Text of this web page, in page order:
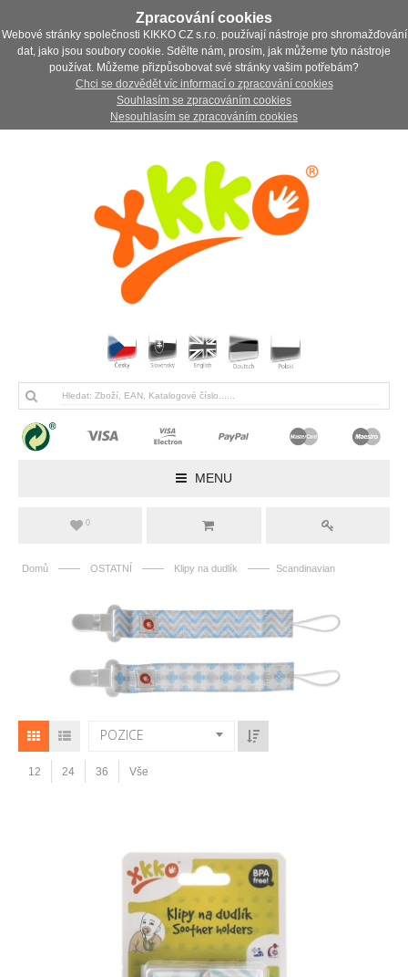
Zpracování cookies
Webové stránky společnosti KIKKO CZ s.r.o. používají nástroje pro shromažďování
dat, jako jsou soubory cookie. Sdělte nám, prosím, jak můžeme tyto nástroje
používat. Můžeme přizpůsobovat své stránky vašim potřebám?
Chci se dozvědět víc informací o zpracování cookies
Souhlasím se zpracováním cookies
Nesouhlasím se zpracováním cookies
MENU
0
Domů —— OSTATNÍ —— Klipy na dudlík —— Scandinavian
POZICE
12 24 36 Vše